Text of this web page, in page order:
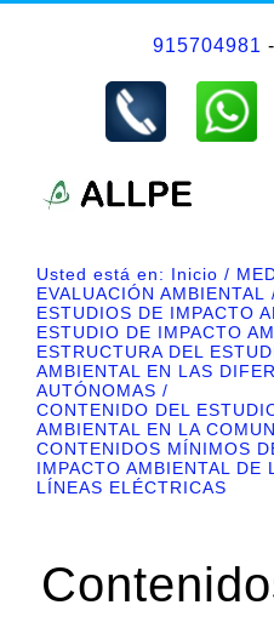
915704981 -
Usted está en: Inicio
EVALUACIÓN AMBIENTAL
ESTUDIOS DE IMPACTO
ESTUDIO DE IMPACTO
ESTRUCTURA DEL
AMBIENTAL EN LAS
AUTÓNOMAS
CONTENIDO DEL
AMBIENTAL EN LA
CONTENIDOS MÍNIMOS
IMPACTO AMBIENTAL DE
LÍNEAS ELÉCTRICAS